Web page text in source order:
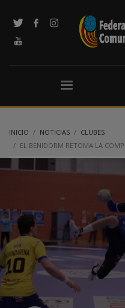
INICIO NOTICIAS
CLUBES
EL BENIDORM RETOMA LA